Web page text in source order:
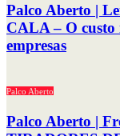
Palco Aberto |
CALA – O custo
empresas
Palco Aberto
Palco Aberto |